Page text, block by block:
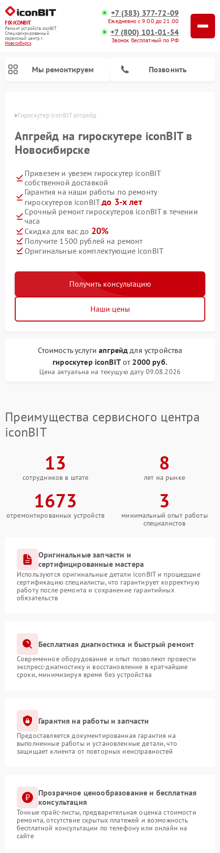
FIX-ICONBIT
Ремонт устройств iconBIT
Специализированный
cервисный центр г.
Новосибирск
+7 (383) 377-72-09
Ежедневно с 9:00 до 21:00
+7 (800) 101-01-54
Звонок бесплатный по РФ
Мы ремонтируем Позвонить
Гироскутер iconBIT апгрейд
Апгрейд на гироскутере iconBIT в
Новосибирске
Привезем и увезем гироскутер iconBIT
собственной доставкой
Гарантия на наши работы по ремонту
гироскутеров iconBITдо 3-х лет
Срочный ремонт гироскутеров iconBIT в течении
часа
Скидка для вас до 20%
Получите 1500 рублей на ремонт
Оригинальные комплектующие iconBIT
Получить консультацию
Наши цены
Стоимость услугиапгрейд для устройства
гироскутер iconBITот 2000 руб.
Цена актуальна на текущую дату 09.08.2026
Преимущества сервисного центра
iconBIT
13
сотрудников в штате
8
лет на рынке
1673
отремонтированных устройств
3
минимальный опыт работы
специалистов
Оригинальные запчасти и
сертифицированные мастера
Используются оригинальные детали iconBIT и прошедшие
сертификацию специалисты, что гарантирует корректную
работу после ремонта и сохранение гарантийных
обязательств
Бесплатная диагностика и быстрый ремонт
Современное оборудование и опыт позволяют провести
экспресс-диагностику и восстановление в кратчайшие
сроки, минимизируя время без устройства
Гарантия на работы и запчасти
Предоставляется документированная гарантия на
выполненные работы и установленные детали, что
защищает клиента от повторных неисправностей
Прозрачное ценообразование и бесплатная
консультация
Точные прайс-листы, предварительная оценка стоимости
ремонта, отсутствие скрытых платежей и возможность
бесплатной консультации по телефону или онлайн на
сайте